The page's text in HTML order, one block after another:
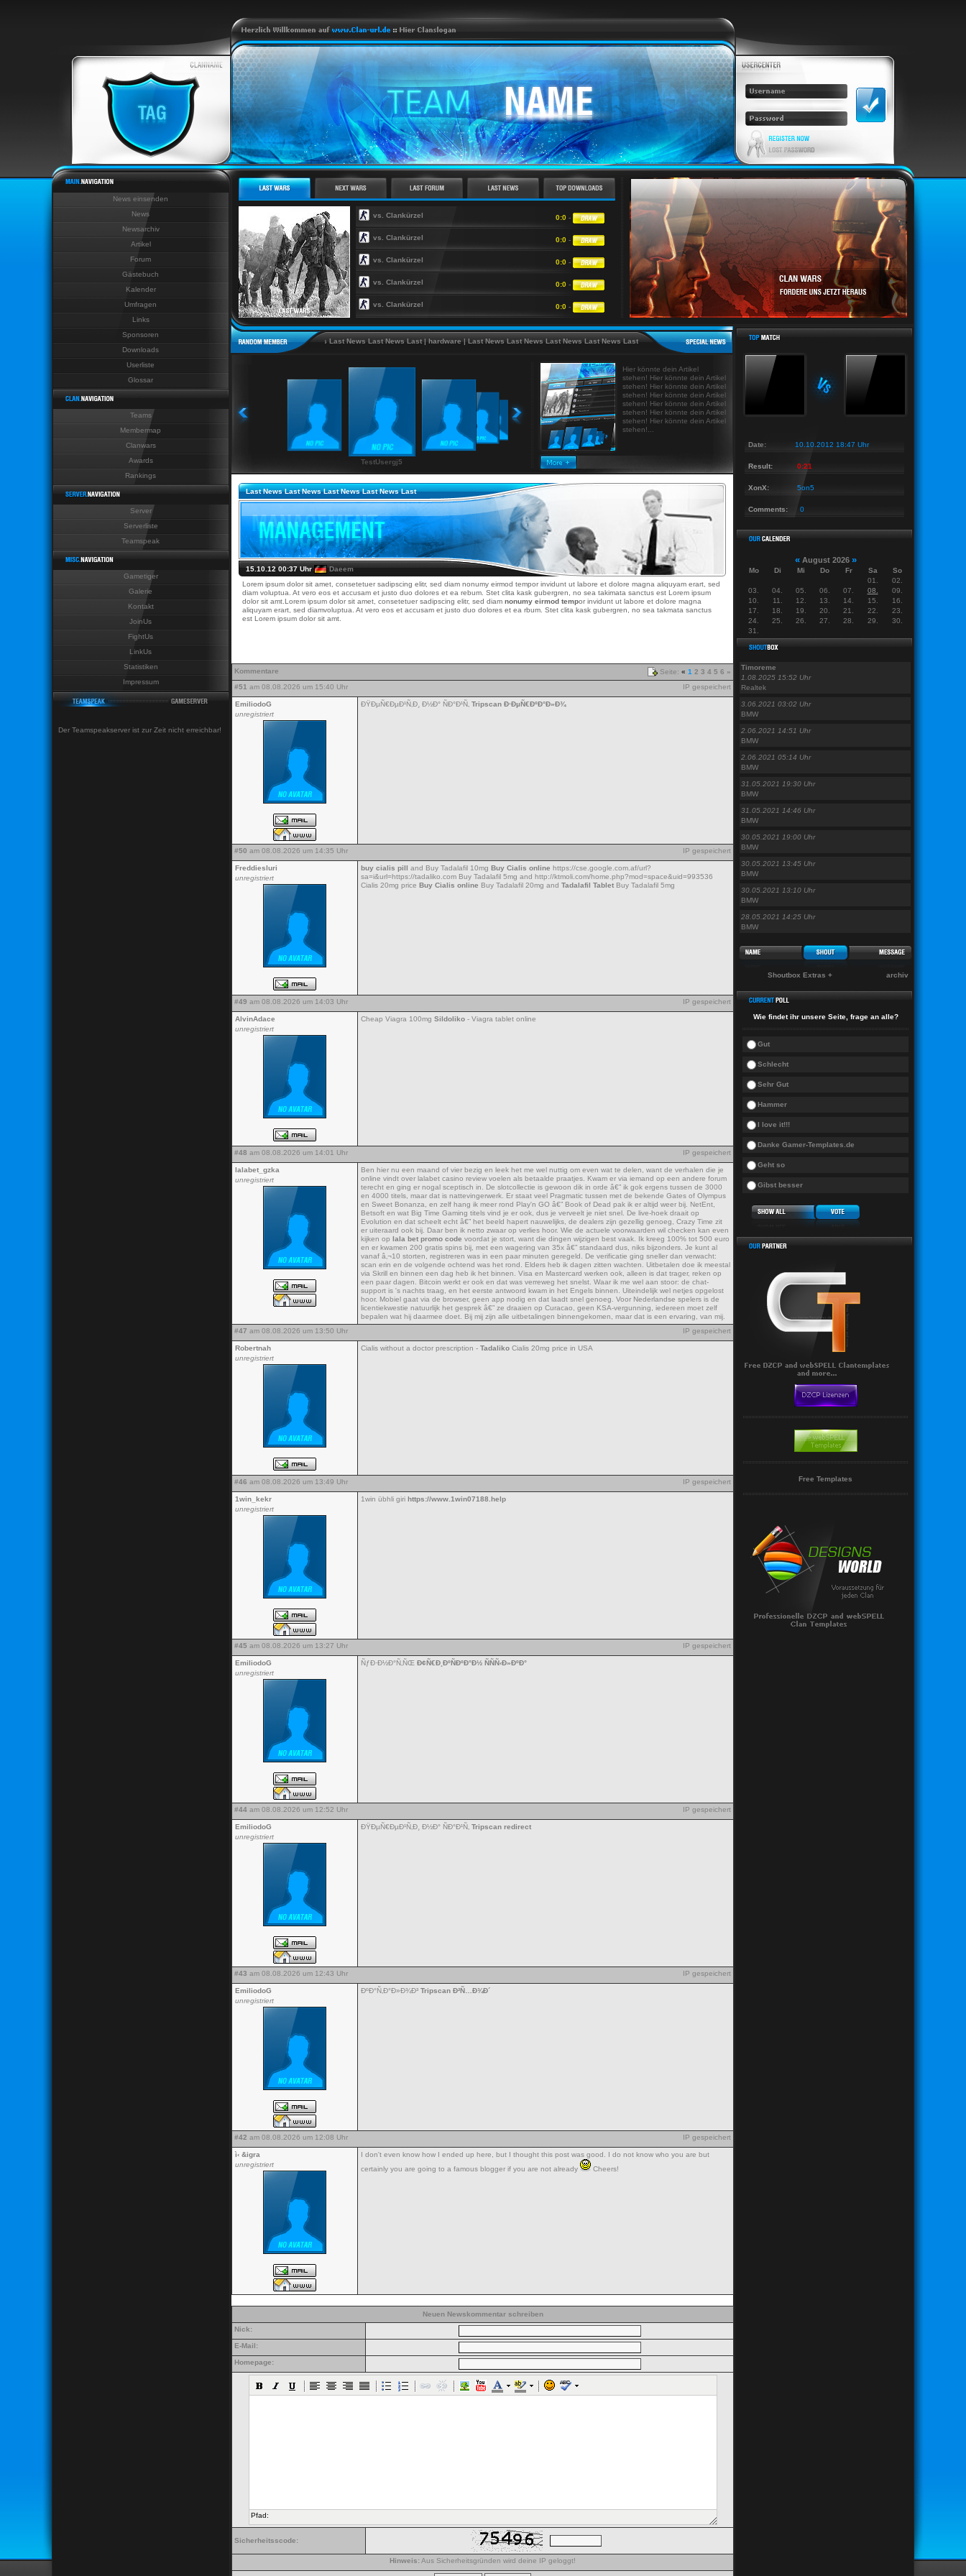
News einsenden
News
Newsarchiv
Artikel
Forum
Gästebuch
Kalender
Umfragen
Links
Sponsoren
Downloads
Userliste
Glossar
Teams
Membermap
Clanwars
Awards
Rankings
Server
Serverliste
Teamspeak
Gametiger
Galerie
Kontakt
JoinUs
FightUs
LinkUs
Statistiken
Impressum
Der Teamspeakserver ist zur Zeit nicht erreichbar!
vs. Clankürzel 0:0 -
vs. Clankürzel 0:0 -
vs. Clankürzel 0:0 -
vs. Clankürzel 0:0 -
vs. Clankürzel 0:0 -
Last News Last News Last News Last News Last|hardware|Last News Last News Last News Last News Last|Last News Last News Last News Last News Last
TestUsergj5
Hier könnte dein Artikel
stehen! Hier könnte dein Artikel
stehen! Hier könnte dein Artikel
stehen! Hier könnte dein Artikel
stehen! Hier könnte dein Artikel
stehen! Hier könnte dein Artikel
stehen! Hier könnte dein Artikel
stehen!...
Last News Last News Last News Last News Last
15.10.12 00:37 Uhr
Daeem
Lorem ipsum dolor sit amet, consetetuer sadipscing elitr, sed diam nonumy eirmod tempor invidunt ut labore et dolore magna aliquyam erart, sed
diam voluptua. At vero eos et accusam et justo duo dolores et ea rebum. Stet clita kask gubergren, no sea takimata sanctus est Lorem ipsum
dolor sit amt.Lorem ipsum dolor sit amet, consetetuer sadipscing elitr, sed diam nonumy eirmod tempor invidunt ut labore et dolore magna
aliquyam erart, sed diamvoluptua. At vero eos et accusam et justo duo dolores et ea rbum. Stet clita kask gubergren, no sea takmata sanctus
est Lorem ipsum dolor sit amt.
Kommentare Seite: « 1 2 3 4 5 6 »
#51 am 08.08.2026 um 15:40 Uhr IP gespeichert
EmiliodoG
unregistriert
ÐŸÐµÑ€ÐµÐ¹Ñ‚Ð¸ Ð½Ð° ÑÐ°Ð¹Ñ‚ Tripscan Ð·ÐµÑ€ÐºÐ°Ð»Ð¾
#50 am 08.08.2026 um 14:35 Uhr IP gespeichert
Freddiesluri
unregistriert
buy cialis pill and Buy Tadalafil 10mg Buy Cialis online https://cse.google.com.af/url?
sa=i&url=https://tadaliko.com Buy Tadalafil 5mg and http://ktmoli.com/home.php?mod=space&uid=993536
Cialis 20mg price Buy Cialis online Buy Tadalafil 20mg and Tadalafil Tablet Buy Tadalafil 5mg
#49 am 08.08.2026 um 14:03 Uhr IP gespeichert
AlvinAdace
unregistriert
Cheap Viagra 100mg Sildoliko - Viagra tablet online
#48 am 08.08.2026 um 14:01 Uhr IP gespeichert
lalabet_gzka
unregistriert
Ben hier nu een maand of vier bezig en leek het me wel nuttig om even wat te delen, want de verhalen die je
online vindt over lalabet casino review voelen als betaalde praatjes. Kwam er via iemand op een andere forum
terecht en ging er nogal sceptisch in. De slotcollectie is gewoon dik in orde â€” ik gok ergens tussen de 3000
en 4000 titels, maar dat is nattevingerwerk. Er staat veel Pragmatic tussen met de bekende Gates of Olympus
en Sweet Bonanza, en zelf hang ik meer rond Play'n GO â€” Book of Dead pak ik er altijd weer bij. NetEnt,
Betsoft en wat Big Time Gaming titels vind je er ook, dus je verveelt je niet snel. De live-hoek draait op
Evolution en dat scheelt echt â€” het beeld hapert nauwelijks, de dealers zijn gezellig genoeg, Crazy Time zit
er uiteraard ook bij. Daar ben ik netto zwaar op verlies hoor. Wie de actuele voorwaarden wil checken kan even
kijken op lala bet promo code voordat je stort, want die dingen wijzigen best vaak. Ik kreeg 100% tot 500 euro
en er kwamen 200 gratis spins bij, met een wagering van 35x â€” standaard dus, niks bijzonders. Je kunt al
vanaf â‚¬10 storten, registreren was in een paar minuten geregeld. De verificatie ging sneller dan verwacht:
scan erin en de volgende ochtend was het rond. Elders heb ik dagen zitten wachten. Uitbetalen doe ik meestal
via Skrill en binnen een dag heb ik het binnen. Visa en Mastercard werken ook, alleen is dat trager, reken op
een paar dagen. Bitcoin werkt er ook en dat was verreweg het snelst. Waar ik me wel aan stoor: de chat-
support is 's nachts traag, en het eerste antwoord kwam in het Engels binnen. Uiteindelijk wel netjes opgelost
hoor. Mobiel gaat via de browser, geen app nodig en dat laadt snel genoeg. Voor Nederlandse spelers is de
licentiekwestie natuurlijk het gesprek â€” ze draaien op Curacao, geen KSA-vergunning, iedereen moet zelf
bepalen wat hij daarmee doet. Bij mij zijn alle uitbetalingen binnengekomen, maar dat is een ervaring, van mij.
#47 am 08.08.2026 um 13:50 Uhr IP gespeichert
Robertnah
unregistriert
Cialis without a doctor prescription - Tadaliko Cialis 20mg price in USA
#46 am 08.08.2026 um 13:49 Uhr IP gespeichert
1win_kekr
unregistriert
1win übhli giri https://www.1win07188.help
#45 am 08.08.2026 um 13:27 Uhr IP gespeichert
EmiliodoG
unregistriert
ÑƒÐ·Ð½Ð°Ñ‚ÑŒ Ð¢Ñ€Ð¸ÐºÑÐºÐ°Ð½ ÑÑÑ‹Ð»ÐºÐ°
#44 am 08.08.2026 um 12:52 Uhr IP gespeichert
EmiliodoG
unregistriert
ÐŸÐµÑ€ÐµÐ¹Ñ‚Ð¸ Ð½Ð° ÑÐ°Ð¹Ñ‚ Tripscan redirect
#43 am 08.08.2026 um 12:43 Uhr IP gespeichert
EmiliodoG
unregistriert
ÐºÐ°Ñ‚Ð°Ð»Ð¾Ð³ Tripscan Ð²Ñ…Ð¾Ð´
#42 am 08.08.2026 um 12:08 Uhr IP gespeichert
ì‹ &igra
unregistriert
I don't even know how I ended up here, but I thought this post was good. I do not know who you are but
certainly you are going to a famous blogger if you are not already
Cheers!
Neuen Newskommentar schreiben
Nick:
E-Mail:
Homepage:
Pfad:
Sicherheitsscode:
Hinweis:Aus Sicherheitsgründen wird deine IP geloggt!
Date: 10.10.2012 18:47 Uhr
Result: 0:21
XonX: 5on5
Comments: 0
« August 2026 »
Mo Di Mi Do Fr Sa
So
01.
02.
03.
04. 05. 06. 07. 08.
09.
10.
11. 12. 13. 14. 15.
16.
17.
18. 19. 20. 21. 22.
23.
24.
25. 26. 27. 28. 29.
30.
31.
Timoreme
1.08.2025 15:52 Uhr
Realtek
3.06.2021 03:02 Uhr
BMW
2.06.2021 14:51 Uhr
BMW
2.06.2021 05:14 Uhr
BMW
31.05.2021 19:30 Uhr
BMW
31.05.2021 14:46 Uhr
BMW
30.05.2021 19:00 Uhr
BMW
30.05.2021 13:45 Uhr
BMW
30.05.2021 13:10 Uhr
BMW
28.05.2021 14:25 Uhr
BMW
Shoutbox Extras + archiv
Wie findet ihr unsere Seite, frage an alle?
Gut
Schlecht
Sehr Gut
Hammer
I love it!!!
Danke Gamer-Templates.de
Geht so
Gibst besser
Free Templates